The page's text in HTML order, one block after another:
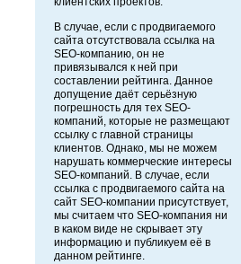
В случае, если с продвигаемого
сайта отсутствовала ссылка на
SEO-компанию, он не
привязывался к ней при
составлении рейтинга. Данное
допущение даёт серьёзную
погрешность для тех SEO-
компаний, которые не размещают
ссылку с главной страницы
клиентов. Однако, мы не можем
нарушать коммерческие интересы
SEO-компаний. В случае, если
ссылка с продвигаемого сайта на
сайт SEO-компании присутствует,
мы считаем что SEO-компания ни
в каком виде не скрывает эту
информацию и публикуем её в
данном рейтинге.